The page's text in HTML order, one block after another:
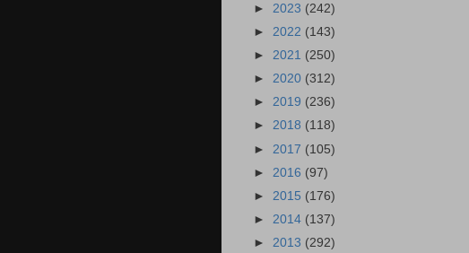
► 2023 (242)
► 2022 (143)
► 2021 (250)
► 2020 (312)
► 2019 (236)
► 2018 (118)
► 2017 (105)
► 2016 (97)
► 2015 (176)
► 2014 (137)
► 2013 (292)